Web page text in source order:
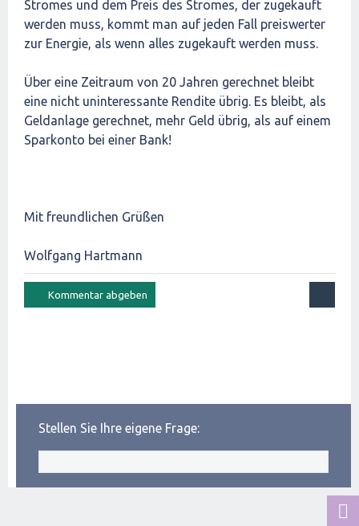
Stromes und dem Preis des Stromes, der zugekauft
werden muss, kommt man auf jeden Fall preiswerter
zur Energie, als wenn alles zugekauft werden muss.
Über eine Zeitraum von 20 Jahren gerechnet bleibt
eine nicht uninteressante Rendite übrig. Es bleibt, als
Geldanlage gerechnet, mehr Geld übrig, als auf einem
Sparkonto bei einer Bank!
Mit freundlichen Grüßen
Wolfgang Hartmann
Stellen Sie Ihre eigene Frage: